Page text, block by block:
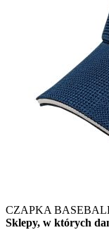
CZAPKA
Sklepy, w których